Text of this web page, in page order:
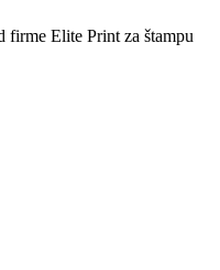
firme Elite Print za štampu